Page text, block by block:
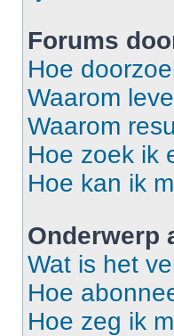
Forums
Hoe
Waarom
Waarom
Hoe zoek ik
Hoe kan ik
Onderwerp
Wat is het
Hoe
Hoe zeg ik